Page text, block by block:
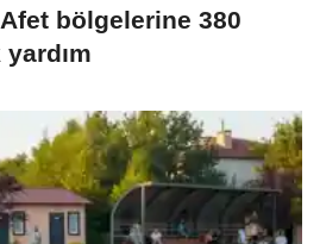
bölgelerine 380